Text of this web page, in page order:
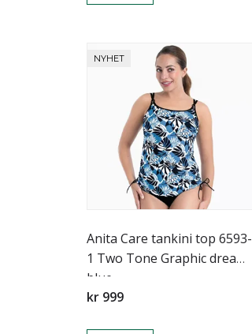
NYHET
Anita Care tankini top 6593-
1 Two Tone Graphic dream
blue
kr 999